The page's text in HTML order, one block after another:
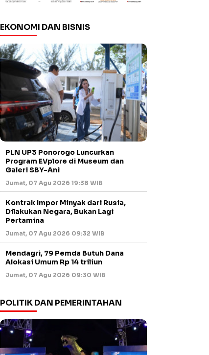
EKONOMI DAN BISNIS
PLN UP3 Ponorogo Luncurkan
Program EVplore di Museum dan
Galeri SBY-Ani
Jumat, 07 Agu 2026 19:38 WIB
Kontrak Impor Minyak dari Rusia,
Dilakukan Negara, Bukan Lagi
Pertamina
Jumat, 07 Agu 2026 09:32 WIB
Mendagri, 79 Pemda Butuh Dana
Alokasi Umum Rp 14 triliun
Jumat, 07 Agu 2026 09:30 WIB
POLITIK DAN PEMERINTAHAN